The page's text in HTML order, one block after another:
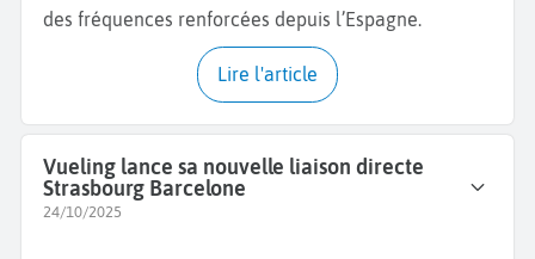
des fréquences renforcées depuis l’Espagne.
Lire l'article
Vueling lance sa nouvelle liaison directe
Strasbourg Barcelone
24/10/2025